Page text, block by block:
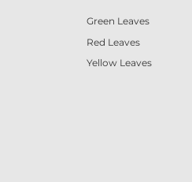
Green Leaves
Red Leaves
Yellow Leaves